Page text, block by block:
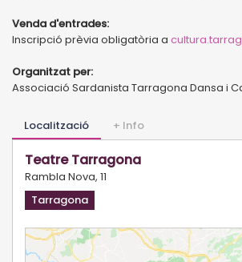
Venda d'entrades:
Inscripció prèvia obligatòria a
Organitzat per:
Associació Sardanista Tarragona Dansa i
Localització + Info
Teatre Tarragona
Rambla Nova, 11
Tarragona